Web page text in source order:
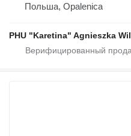
Польша, Opalenica
PHU "Karetina" Agnieszka